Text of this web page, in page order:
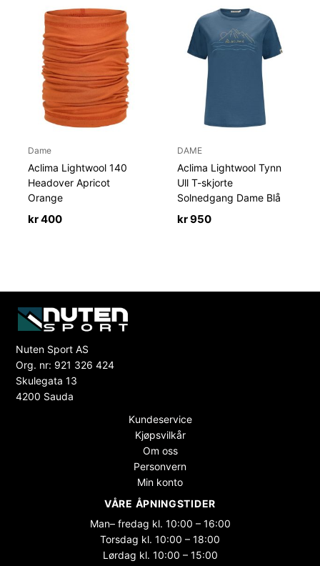
Dame
Aclima Lightwool 140
Headover Apricot
Orange
kr400
DAME
Aclima Lightwool Tynn
Ull T-skjorte
Solnedgang Dame Blå
kr950
Nuten Sport AS
Org. nr: 921 326 424
Skulegata 13
4200 Sauda
Kundeservice
Kjøpsvilkår
Om oss
Personvern
Min konto
VÅRE ÅPNINGSTIDER
Man– fredag kl. 10:00 – 16:00
Torsdag kl. 10:00 – 18:00
Lørdag kl. 10:00 – 15:00